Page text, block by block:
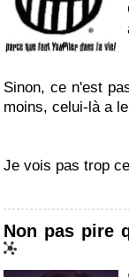
Sinon, ce n'est
moins, celui-là a
Je vois pas trop
Non pas pire